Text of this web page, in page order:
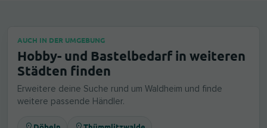
AUCH IN DER UMGEBUNG
Hobby- und Bastelbedarf in weiteren
Städten finden
Erweitere deine Suche rund um Waldheim und finde
weitere passende Händler.